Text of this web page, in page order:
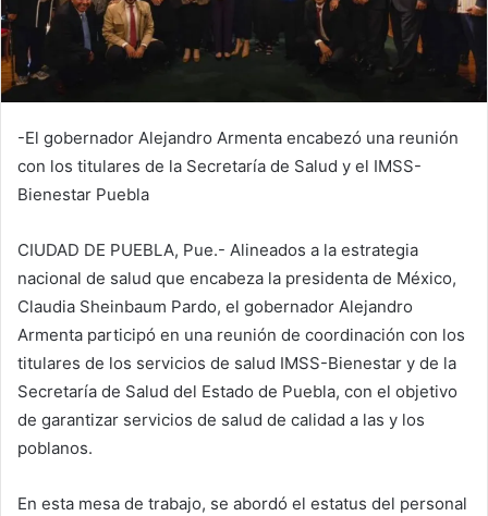
-El gobernador Alejandro Armenta encabezó una reunión
con los titulares de la Secretaría de Salud y el IMSS-
Bienestar Puebla
CIUDAD DE PUEBLA, Pue.- Alineados a la estrategia
nacional de salud que encabeza la presidenta de México,
Claudia Sheinbaum Pardo, el gobernador Alejandro
Armenta participó en una reunión de coordinación con los
titulares de los servicios de salud IMSS-Bienestar y de la
Secretaría de Salud del Estado de Puebla, con el objetivo
de garantizar servicios de salud de calidad a las y los
poblanos.
En esta mesa de trabajo, se abordó el estatus del personal